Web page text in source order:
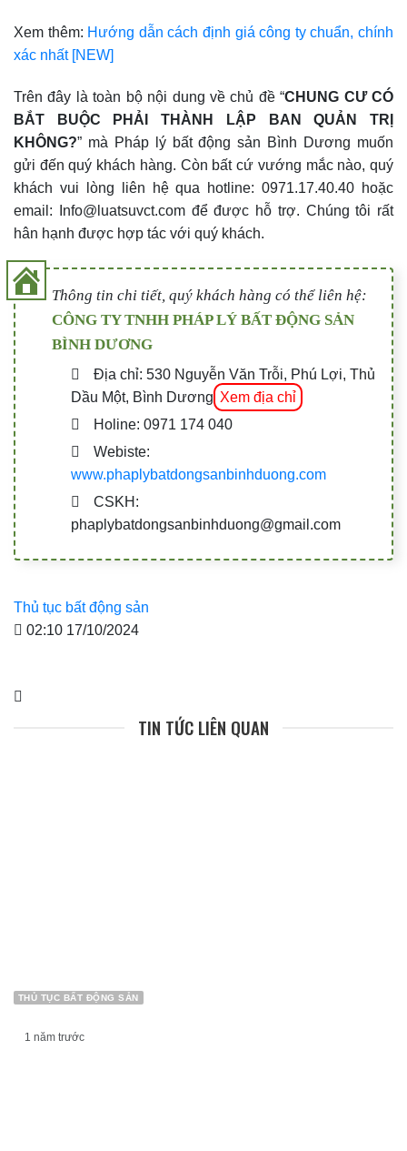
Xem thêm: Hướng dẫn cách định giá công ty chuẩn, chính
xác nhất [NEW]
Trên đây là toàn bộ nội dung về chủ đề “CHUNG CƯ CÓ
BẮT BUỘC PHẢI THÀNH LẬP BAN QUẢN TRỊ
KHÔNG?” mà Pháp lý bất động sản Bình Dương muốn
gửi đến quý khách hàng. Còn bất cứ vướng mắc nào, quý
khách vui lòng liên hệ qua hotline: 0971.17.40.40 hoặc
email: Info@luatsuvct.com để được hỗ trợ. Chúng tôi rất
hân hạnh được hợp tác với quý khách.
Thông tin chi tiết, quý khách hàng có thể liên hệ:
CÔNG TY TNHH PHÁP LÝ BẤT ĐỘNG SẢN
BÌNH DƯƠNG
Địa chỉ: 530 Nguyễn Văn Trỗi, Phú Lợi, Thủ
Dầu Một, Bình Dương Xem địa chỉ
Holine: 0971 174 040
Webiste:
www.phaplybatdongsanbinhduong.com
CSKH:
phaplybatdongsanbinhduong@gmail.com
Thủ tục bất động sản
02:10 17/10/2024
TIN TỨC LIÊN QUAN
THỦ TỤC BẤT ĐỘNG SẢN
1 năm trước